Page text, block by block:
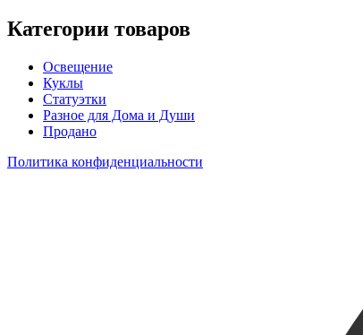
Категории товаров
Освещение
Куклы
Статуэтки
Разное для Дома и Души
Продано
Политика конфиденциальности